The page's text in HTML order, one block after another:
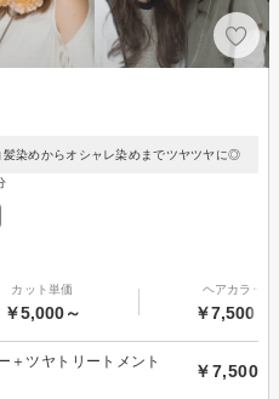
髪染めからオシャレ染めまでツヤツヤに◎
カット単価
￥5,000～
ヘアカラー
￥7,500～
＋ツヤトリートメント
￥7,500